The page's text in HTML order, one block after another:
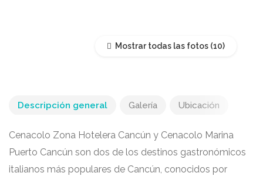
Mostrar todas las fotos
Descripción general Galería Ubicación
Cenacolo Zona Hotelera Cancún y Cenacolo Marina
Puerto Cancún son dos de los destinos gastronómicos
italianos más populares de Cancún, conocidos por